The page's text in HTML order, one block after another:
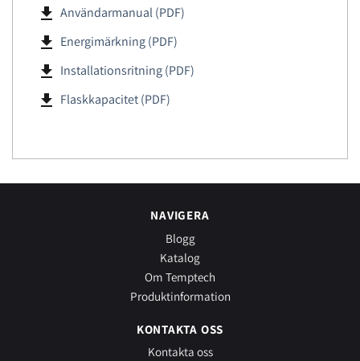
file_download Användarmanual (PDF)
file_download Energimärkning (PDF)
file_download Installationsritning (PDF)
file_download Flaskkapacitet (PDF)
NAVIGERA
Blogg
Katalog
Om Temptech
Produktinformation
KONTAKTA OSS
Kontakta oss